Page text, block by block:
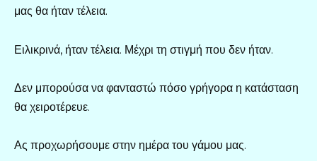
μας θα ήταν τέλεια.
Ειλικρινά, ήταν τέλεια. Μέχρι τη στιγμή που δεν ήταν.
Δεν μπορούσα να φανταστώ πόσο γρήγορα η κατάσταση
θα χειροτέρευε.
Ας προχωρήσουμε στην ημέρα του γάμου μας.